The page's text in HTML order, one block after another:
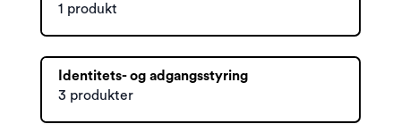
1 produkt
Identitets- og adgangsstyring
3 produkter